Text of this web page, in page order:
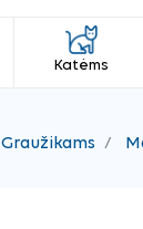
Katėms
Graužikams